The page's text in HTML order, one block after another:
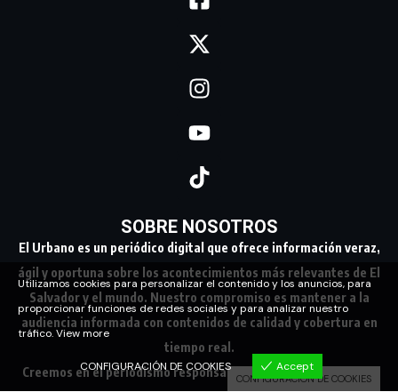
SOBRE NOSOTROS
El Urbano es un periódico digital que ofrece información veraz,
ágil y oportuna sobre los acontecimientos más relevantes de El
Salvador y el mundo. Nuestro compromiso es mantener a la
audiencia informada con contenidos de calidad y cobertura en
tiempo real.
Creemos en el periodismo responsable, conectando a nuestra
Utilizamos cookies para personalizar el contenido y los anuncios, para
proporcionar funciones de redes sociales y para analizar nuestro
tráfico.View more
CONFIGURACIÓN DE COOKIES Accept
CONFIGURACIÓN DE COOKIES